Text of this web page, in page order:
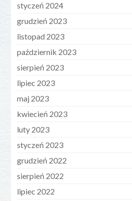
styczeń 2024
grudzień 2023
listopad 2023
październik 2023
sierpień 2023
lipiec 2023
maj 2023
kwiecień 2023
luty 2023
styczeń 2023
grudzień 2022
sierpień 2022
lipiec 2022